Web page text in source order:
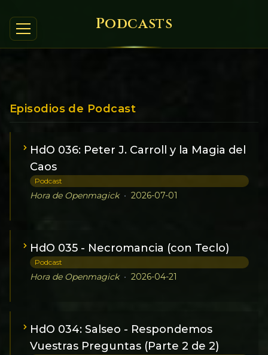
Podcasts
Episodios de Podcast
HdO 036: Peter J. Carroll y la Magia del
Caos
Podcast
Hora de Openmagick • 2026-07-01
HdO 035 - Necromancia (con Teclo)
Podcast
Hora de Openmagick • 2026-04-21
HdO 034: Salseo - Respondemos
Vuestras Preguntas (Parte 2 de 2)